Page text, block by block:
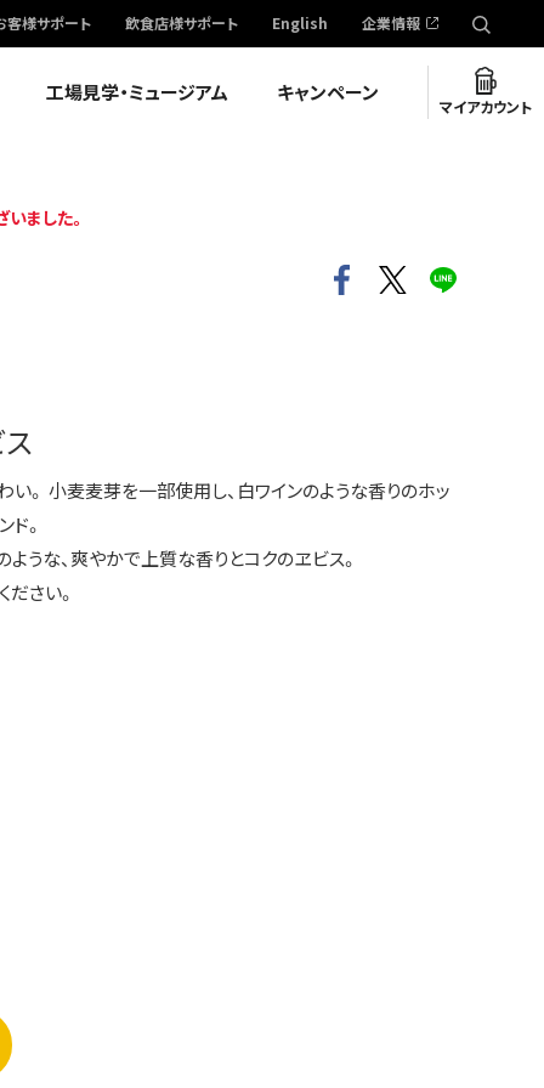
客様サポート 飲食店様サポート English 企業情報
工場見学・ミュージアム キャンペーン
マイアカウント
ました。
。 小麦麦芽を一部使用し、白ワインのような香りのホッ
。
うな、爽やかで上質な香りとコクのヱビス。
さい。